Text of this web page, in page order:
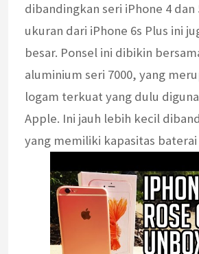
dibandingkan seri iPhone 4 dan
ukuran dari iPhone 6s Plus ini
besar. Ponsel ini dibikin
aluminium seri 7000, yang
logam terkuat yang dulu
Apple. Ini jauh lebih kecil
yang memiliki kapasitas baterai